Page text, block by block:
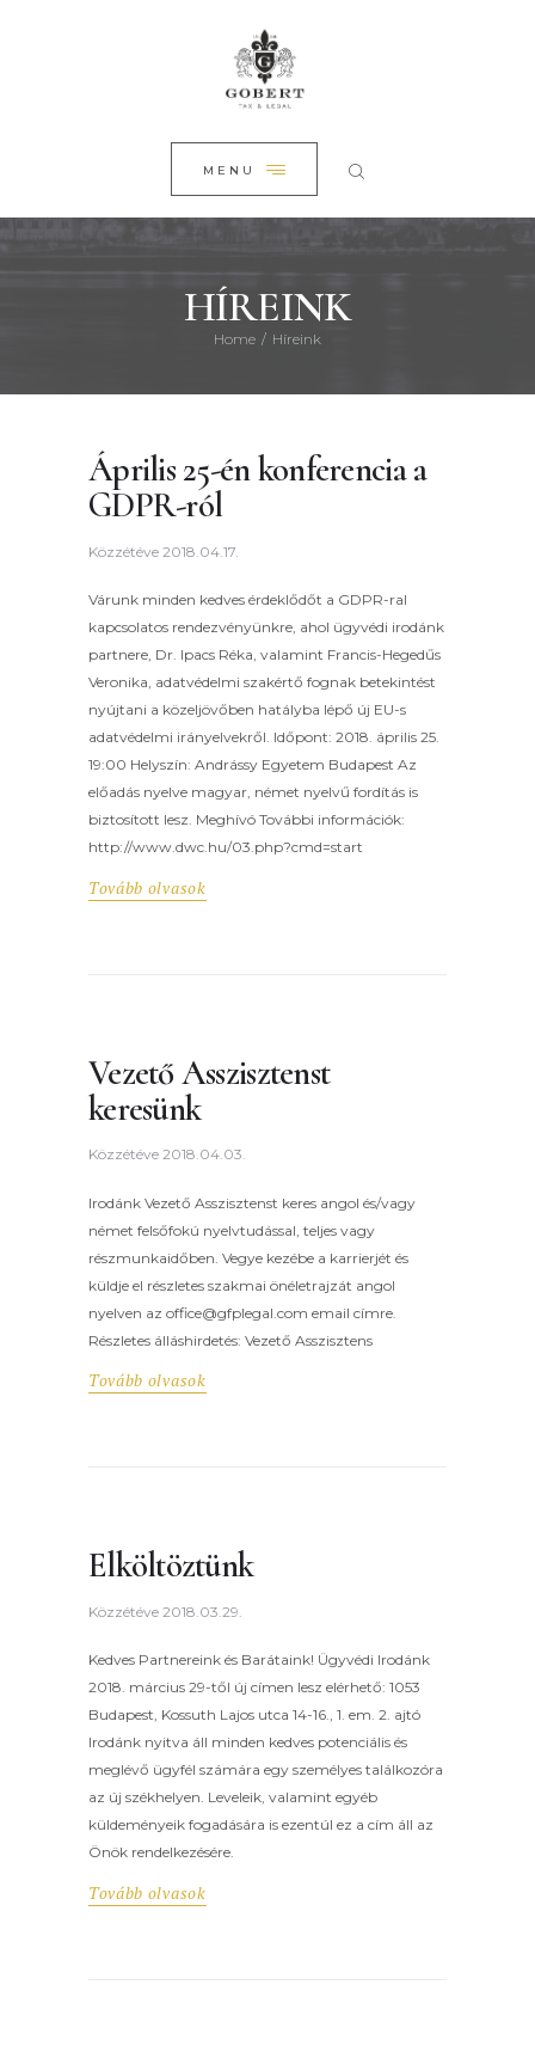
MENU
HÍREINK
Home Híreink
KAPCSOLAT
Április 25-én konferencia a
GDPR-ról
Közzétéve 2018.04.17.
Várunk minden kedves érdeklődőt a GDPR-ral
kapcsolatos rendezvényünkre, ahol ügyvédi irodánk
partnere, Dr. Ipacs Réka, valamint Francis-Hegedűs
Veronika, adatvédelmi szakértő fognak betekintést
nyújtani a közeljövőben hatályba lépő új EU-s
adatvédelmi irányelvekről. Időpont: 2018. április 25.
19:00 Helyszín: Andrássy Egyetem Budapest Az
előadás nyelve magyar, német nyelvű fordítás is
biztosított lesz. Meghívó További információk:
http://www.dwc.hu/03.php?cmd=start
Tovább olvasok
Vezető Asszisztenst
keresünk
Közzétéve 2018.04.03.
Irodánk Vezető Asszisztenst keres angol és/vagy
német felsőfokú nyelvtudással, teljes vagy
részmunkaidőben. Vegye kezébe a karrierjét és
küldje el részletes szakmai önéletrajzát angol
nyelven az office@gfplegal.com email címre.
Részletes álláshirdetés: Vezető Asszisztens
Tovább olvasok
Elköltöztünk
Közzétéve 2018.03.29.
Kedves Partnereink és Barátaink! Ügyvédi Irodánk
2018. március 29-től új címen lesz elérhető: 1053
Budapest, Kossuth Lajos utca 14-16., 1. em. 2. ajtó
Irodánk nyitva áll minden kedves potenciális és
meglévő ügyfél számára egy személyes találkozóra
az új székhelyen. Leveleik, valamint egyéb
küldeményeik fogadására is ezentúl ez a cím áll az
Önök rendelkezésére.
Tovább olvasok